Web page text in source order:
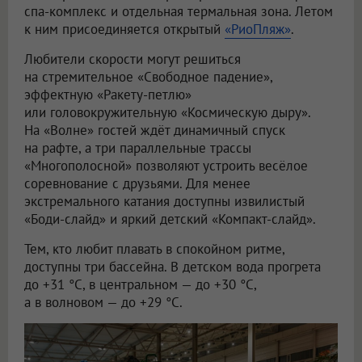
спа-комплекс и отдельная термальная зона. Летом
к ним присоединяется открытый «РиоПляж».
Любители скорости могут решиться
на стремительное «Свободное падение»,
эффектную «Ракету-петлю»
или головокружительную «Космическую дыру».
На «Волне» гостей ждёт динамичный спуск
на рафте, а три параллельные трассы
«Многополосной» позволяют устроить весёлое
соревнование с друзьями. Для менее
экстремального катания доступны извилистый
«Боди-слайд» и яркий детский «Компакт-слайд».
Тем, кто любит плавать в спокойном ритме,
доступны три бассейна. В детском вода прогрета
до +31 °C, в центральном — до +30 °C,
а в волновом — до +29 °C.